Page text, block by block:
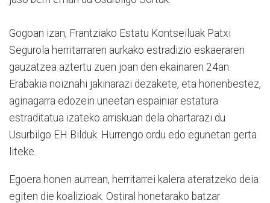
Gogoan izan, Frantziako Estatu Kontseiluak Patxi
Segurola herritarraren aurkako estradizio eskaeraren
gauzatzea aztertu zuen joan den ekainaren 24an.
Erabakia noiznahi jakinarazi dezakete, eta honenbestez,
aginagarra edozein uneetan espainiar estatura
estraditatua izateko arriskuan dela ohartarazi du
Usurbilgo EH Bilduk. Hurrengo ordu edo egunetan gerta
liteke.
Egoera honen aurrean, herritarrei kalera ateratzeko deia
egiten die koalizioak. Ostiral honetarako batzar